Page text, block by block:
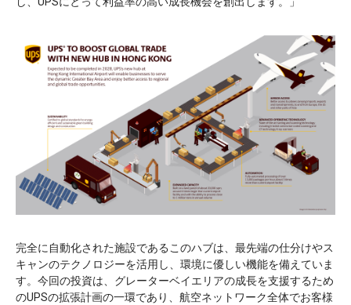
完全に自動化された施設であるこのハブは、最先端の仕分けやス
キャンのテクノロジーを活用し、環境に優しい機能を備えていま
す。今回の投資は、グレーターベイエリアの成長を支援するため
のUPSの拡張計画の一環であり、航空ネットワーク全体でお客様